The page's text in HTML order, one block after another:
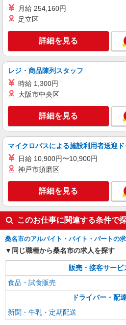
月給 254,160円
足立区
詳細を見る
レジ・商品陳列スタッフ
時給 1,300円
大阪市中央区
詳細を見る
マイクロバスによる施設利用者送迎
日給 10,900円〜10,900円
神戸市須磨区
詳細を見る
このお仕事に関連する条件で
桑名市のアルバイト・バイト・パートの
同じ職種から桑名市の求人を探す
販売・接客サービ
食品・試食販売
ドライバー・配
新聞・牛乳・定期配送